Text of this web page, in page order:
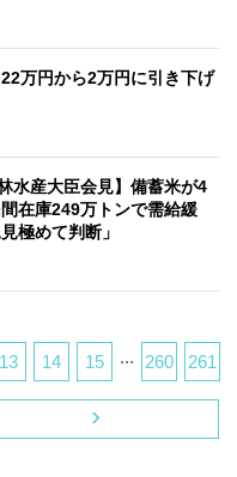
万円から2万円に引き下げ
水産大臣会見】備蓄米が4
在庫249万トンで需給緩
極めて判断」
13 14 15 ... 260 261
›